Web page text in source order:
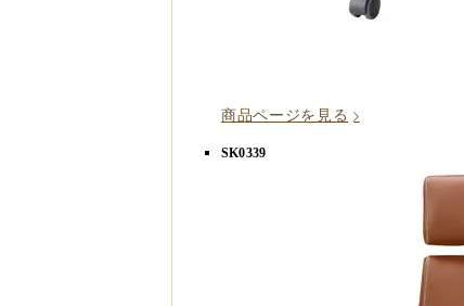
商品ページを見る
SK0339